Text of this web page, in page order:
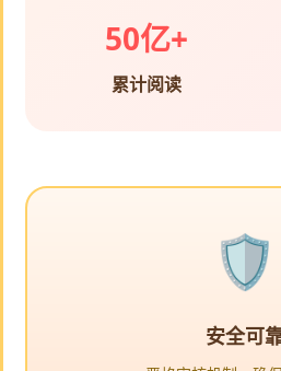
50亿+
累计阅读
安全可